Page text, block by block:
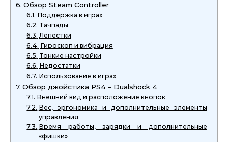
Обзор Steam Controller
Поддержка в играх
Тачпады
Лепестки
Гироскоп и вибрация
Тонкие настройки
Недостатки
Использование в играх
Обзор джойстика PS4 – Dualshock 4
Внешний вид и расположение кнопок
Вес, эргономика и дополнительные элементы
управления
Время работы, зарядки и дополнительные
«фишки»